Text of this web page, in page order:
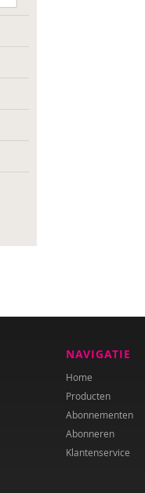
NAVIGATIE
Home
Producten
Abonnementen
Abonneren
Klantenservice